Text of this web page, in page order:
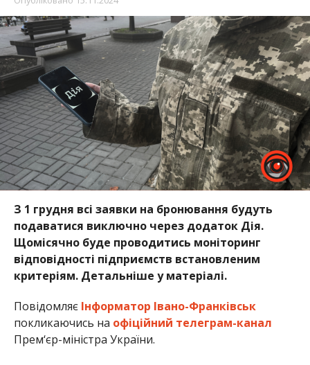
З 1 грудня всі заявки на бронювання будуть
подаватися виключно через додаток Дія.
Щомісячно буде проводитись моніторинг
відповідності підприємств встановленим
критеріям. Детальніше у матеріалі.
Повідомляє Інформатор Івано-Франківськ
покликаючись на офіційний телеграм-канал
Прем‘єр-міністра України.